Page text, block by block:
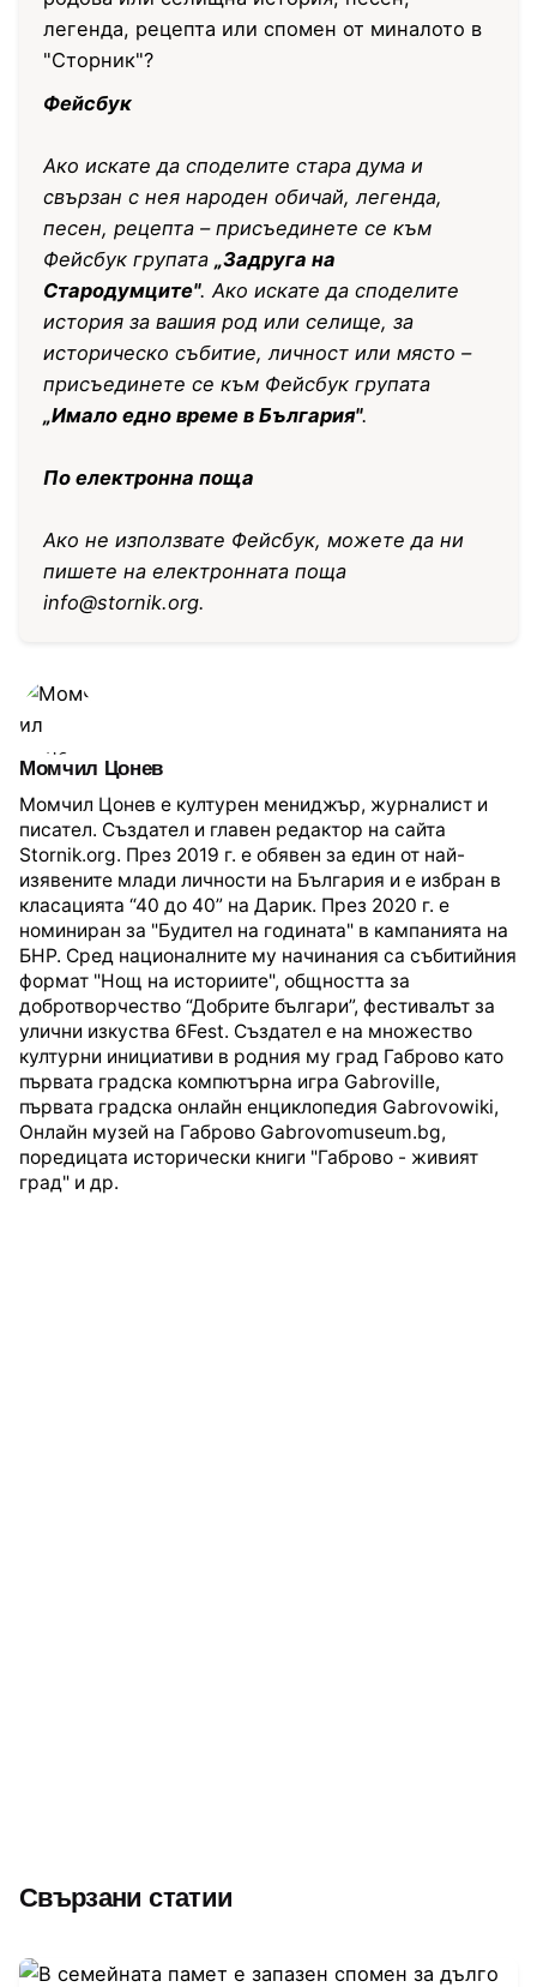
легенда, рецепта или спомен от миналото в
"Сторник"?
Фейсбук
Ако искате да споделите стара дума и
свързан с нея народен обичай, легенда,
песен, рецепта – присъединете се към
Фейсбук групата „Задруга на
Стародумците". Ако искате да споделите
история за вашия род или селище, за
историческо събитие, личност или място –
присъединете се към Фейсбук групата
„Имало едно време в България".
По електронна поща
Ако не използвате Фейсбук, можете да ни
пишете на електронната поща
info@stornik.org.
Момчил Цонев
Момчил Цонев е културен мениджър, журналист и
писател. Създател и главен редактор на сайта
Stornik.org. През 2019 г. е обявен за един от най-
изявените млади личности на България и е избран в
класацията “40 до 40” на Дарик. През 2020 г. е
номиниран за "Будител на годината" в кампанията на
БНР. Сред националните му начинания са събитийния
формат "Нощ на историите", общността за
добротворчество “Добрите българи”, фестивалът за
улични изкуства 6Fest. Създател е на множество
културни инициативи в родния му град Габрово като
първата градска компютърна игра Gabroville,
първата градска онлайн енциклопедия Gabrovowiki,
Онлайн музей на Габрово Gabrovomuseum.bg,
поредицата исторически книги "Габрово - живият
град" и др.
Свързани статии